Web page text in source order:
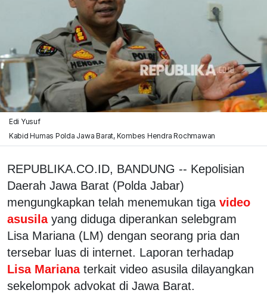
Edi Yusuf
Kabid Humas Polda Jawa Barat, Kombes Hendra Rochmawan
REPUBLIKA.CO.ID, BANDUNG -- Kepolisian
Daerah Jawa Barat (Polda Jabar)
mengungkapkan telah menemukan tiga video
asusila yang diduga diperankan selebgram
Lisa Mariana (LM) dengan seorang pria dan
tersebar luas di internet. Laporan terhadap
Lisa Mariana terkait video asusila dilayangkan
sekelompok advokat di Jawa Barat.